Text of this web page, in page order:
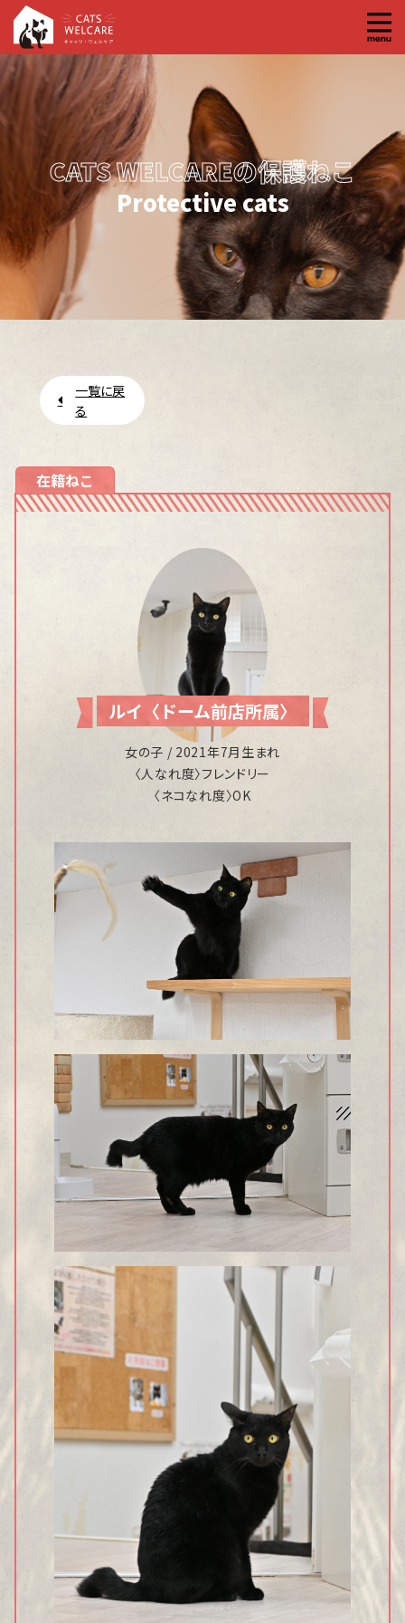
コ
ン
テ
ン
ツ
キ
CATS WELCAREの保護ねこ
Protective cats
一覧に戻
る
在籍ねこ
ルイ〈ドーム前店所属〉
女の子 / 2021年7月生まれ
〈人なれ度〉フレンドリー
〈ネコなれ度〉OK